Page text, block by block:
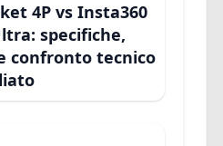
4P vs Insta360
specifiche,
confronto tecnico